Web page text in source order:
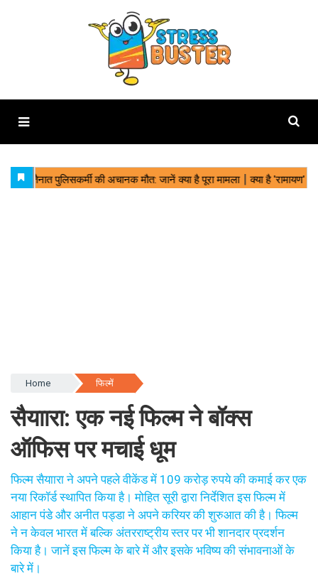
Home फिल्में
सैयाारा: एक नई फिल्म ने बॉक्स
ऑफिस पर मचाई धूम
फिल्म सैयाारा ने अपने पहले वीकेंड में 109 करोड़ रुपये की कमाई कर एक
नया रिकॉर्ड स्थापित किया है। मोहित सूरी द्वारा निर्देशित इस फिल्म में
आहान पंडे और अनीत पड्डा ने अपने करियर की शुरुआत की है। फिल्म
ने न केवल भारत में बल्कि अंतरराष्ट्रीय स्तर पर भी शानदार प्रदर्शन
किया है। जानें इस फिल्म के बारे में और इसके भविष्य की संभावनाओं के
बारे में।